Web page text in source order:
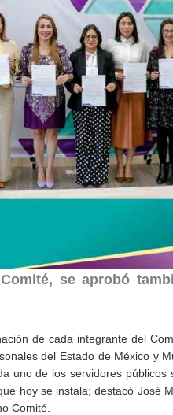
se aprobó
de cada integrante del
del Estado de México y
uno de los servidores
hoy se instala; destacó José
Comité.